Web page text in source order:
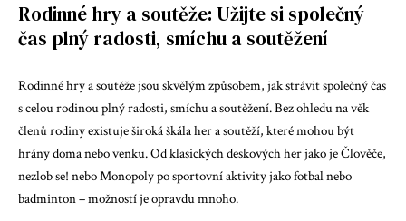
Rodinné hry a soutěže: Užijte si společný
čas plný radosti, smíchu a soutěžení
Rodinné hry a soutěže jsou skvělým způsobem, jak strávit společný čas
s celou rodinou plný radosti, smíchu a soutěžení. Bez ohledu na věk
členů rodiny existuje široká škála her a soutěží, které mohou být
hrány doma nebo venku. Od klasických deskových her jako je Člověče,
nezlob se! nebo Monopoly po sportovní aktivity jako fotbal nebo
badminton – možností je opravdu mnoho.